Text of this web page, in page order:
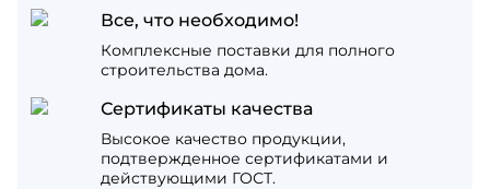
Все, что необходимо!
Комплексные поставки для полного
строительства дома.
Сертификаты качества
Высокое качество продукции,
подтвержденное сертификатами и
действующими ГОСТ.